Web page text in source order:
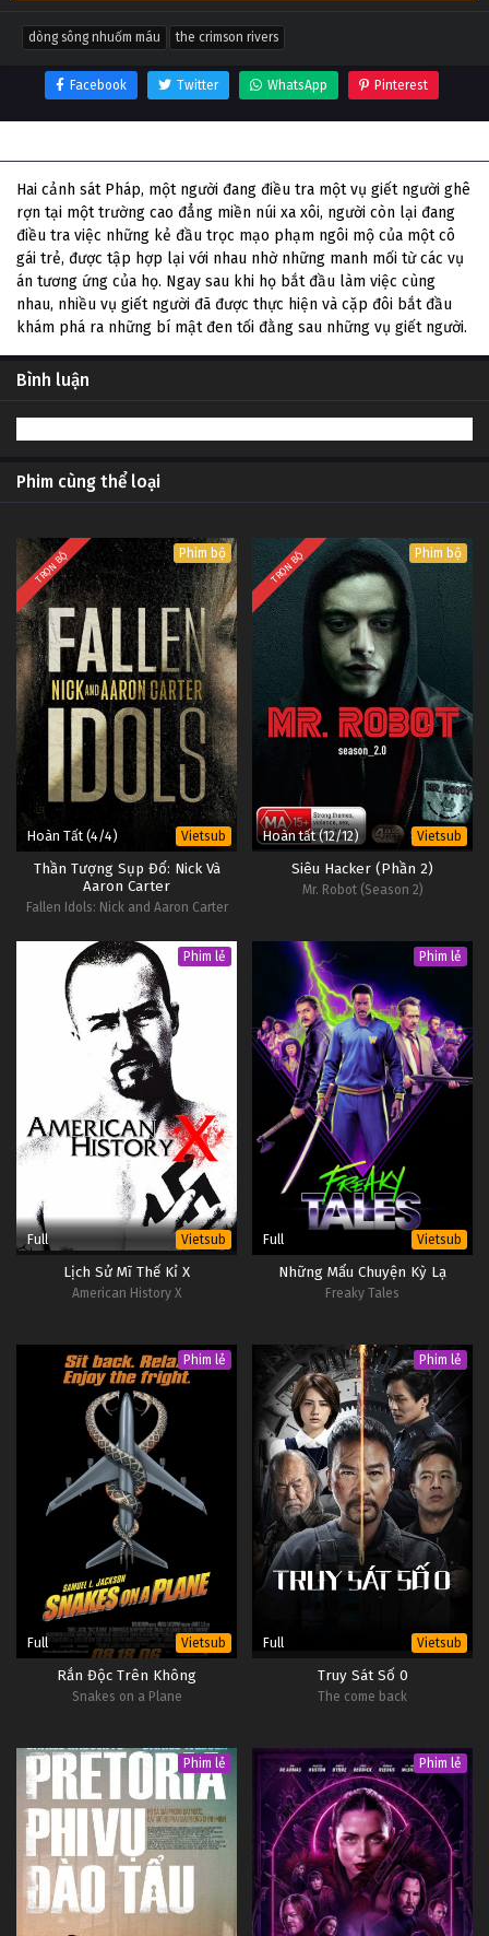
dòng sông nhuốm máu the crimson rivers
Facebook Twitter WhatsApp Pinterest
Hai cảnh sát Pháp, một người đang điều tra một vụ giết người ghê
rợn tại một trường cao đẳng miền núi xa xôi, người còn lại đang
điều tra việc những kẻ đầu trọc mạo phạm ngôi mộ của một cô
gái trẻ, được tập hợp lại với nhau nhờ những manh mối từ các vụ
án tương ứng của họ. Ngay sau khi họ bắt đầu làm việc cùng
nhau, nhiều vụ giết người đã được thực hiện và cặp đôi bắt đầu
khám phá ra những bí mật đen tối đằng sau những vụ giết người.
Bình luận
Phim cùng thể loại
TRỌN BỘ Phim bộ
Hoàn Tất (4/4) Vietsub
Thần Tượng Sụp Đổ: Nick Và
Aaron Carter
Fallen Idols: Nick and Aaron Carter
TRỌN BỘ Phim bộ
Hoàn tất (12/12) Vietsub
Siêu Hacker (Phần 2)
Mr. Robot (Season 2)
Phim lẻ
Full Vietsub
Lịch Sử Mĩ Thế Kỉ X
American History X
Phim lẻ
Full Vietsub
Những Mẩu Chuyện Kỳ Lạ
Freaky Tales
Phim lẻ
Full Vietsub
Rắn Độc Trên Không
Snakes on a Plane
Phim lẻ
Full Vietsub
Truy Sát Số 0
The come back
Phim lẻ Phim lẻ